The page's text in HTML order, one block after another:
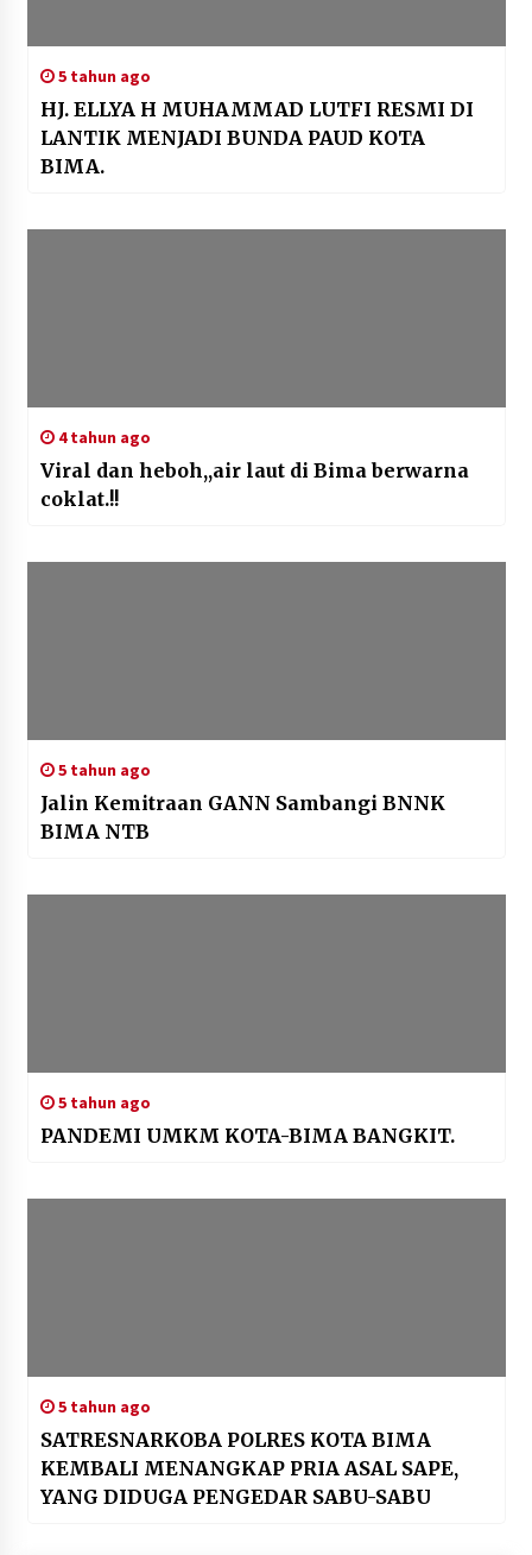
5 tahun ago
HJ. ELLYA H MUHAMMAD LUTFI RESMI DI
LANTIK MENJADI BUNDA PAUD KOTA
BIMA.
4 tahun ago
Viral dan heboh,,air laut di Bima berwarna
coklat.!!
5 tahun ago
Jalin Kemitraan GANN Sambangi BNNK
BIMA NTB
5 tahun ago
PANDEMI UMKM KOTA-BIMA BANGKIT.
5 tahun ago
SATRESNARKOBA POLRES KOTA BIMA
KEMBALI MENANGKAP PRIA ASAL SAPE,
YANG DIDUGA PENGEDAR SABU-SABU